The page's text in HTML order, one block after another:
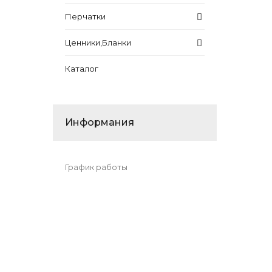
Перчатки
Ценники,Бланки
Каталог
Информания
График работы